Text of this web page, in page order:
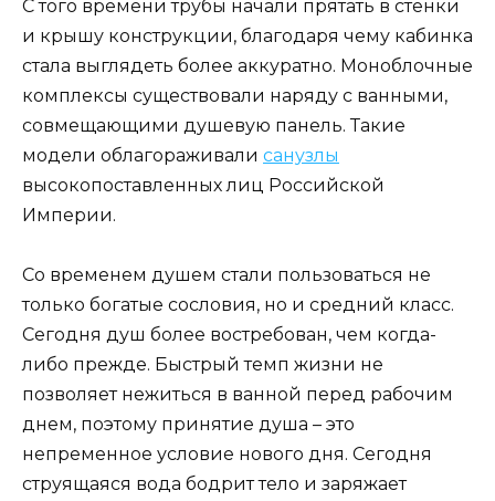
С того времени трубы начали прятать в стенки
и крышу конструкции, благодаря чему кабинка
стала выглядеть более аккуратно. Моноблочные
комплексы существовали наряду с ванными,
совмещающими душевую панель. Такие
модели облагораживали санузлы
высокопоставленных лиц Российской
Империи.
Со временем душем стали пользоваться не
только богатые сословия, но и средний класс.
Сегодня душ более востребован, чем когда-
либо прежде. Быстрый темп жизни не
позволяет нежиться в ванной перед рабочим
днем, поэтому принятие душа – это
непременное условие нового дня. Сегодня
струящаяся вода бодрит тело и заряжает